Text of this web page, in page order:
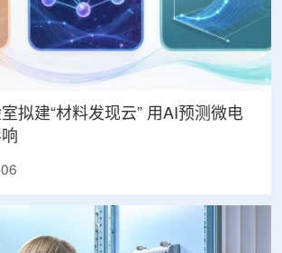
拟建“材料发现云” 用AI预测微电